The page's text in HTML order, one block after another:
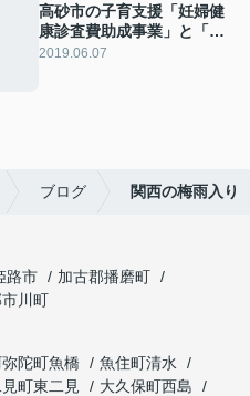
高砂市の子育支援「妊婦健
康診査費助成事業」と「産
後ケア事業」とは？
2019.06.07
ブログ 関西の梅雨入り
路市
加古郡播磨町
川町
弥陀町魚橋
魚住町清水
見町東二見
大久保町西島